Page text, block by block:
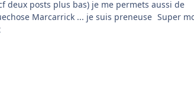
deux posts plus bas) je me permets aussi de
Marcarrick ... je suis preneuse Super